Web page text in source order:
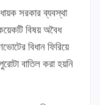
সরকার ব্যবস্থা
বিষয় অবৈধ
বিধান ফিরিয়ে
বাতিল করা হয়নি